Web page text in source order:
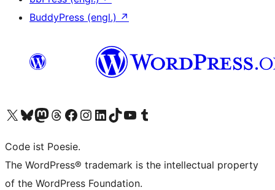
BuddyPress (engl.) ↗
Das X-Konto (früher Twitter) von WordPress.org besuchen
Das Bluesky-Konto von WordPress.org besuchen
Das Mastodon-Konto von WordPress.org besuchen
Das Threads-Konto von WordPress.org besuchen
Die Facebook-Seite von WordPress.org besuchen
Das Instagram-Konto von WordPress.org besuchen
Das LinkedIn-Konto von WordPress.org besuchen
Das TikTok-Konto von WordPress.org besuchen
Den YouTube-Kanal von WordPress.org besuchen
Das Tumblr-Konto von WordPress.org besuchen
Code ist Poesie.
The WordPress® trademark is the intellectual property
of the WordPress Foundation.